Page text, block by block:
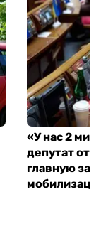
«У нас 2
депутат от
главную